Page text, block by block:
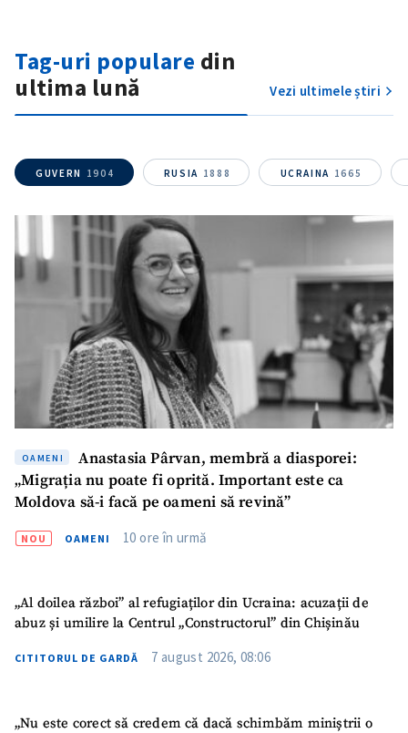
Tag-uri populare din
ultima lună
Vezi ultimele știri
GUVERN 1904 RUSIA 1888 UCRAINA 1665
OAMENI
Anastasia Pârvan, membră a diasporei:
„Migrația nu poate fi oprită. Important este ca
Moldova să-i facă pe oameni să revină”
NOU OAMENI 10 ore în urmă
„Al doilea război” al refugiaților din Ucraina: acuzații de
abuz și umilire la Centrul „Constructorul” din Chișinău
CITITORUL DE GARDĂ 7 august 2026, 08:06
„Nu este corect să credem că dacă schimbăm miniștrii o
ȘTIREA MEA
Titlu știre+ Adaugă titlu
Fotografie
+ Încarcă imagine
Mesajul știrei
+ Mesajul știrei
Sursă anonimă
Nume+ Numele meu
Email+ Emailul meu